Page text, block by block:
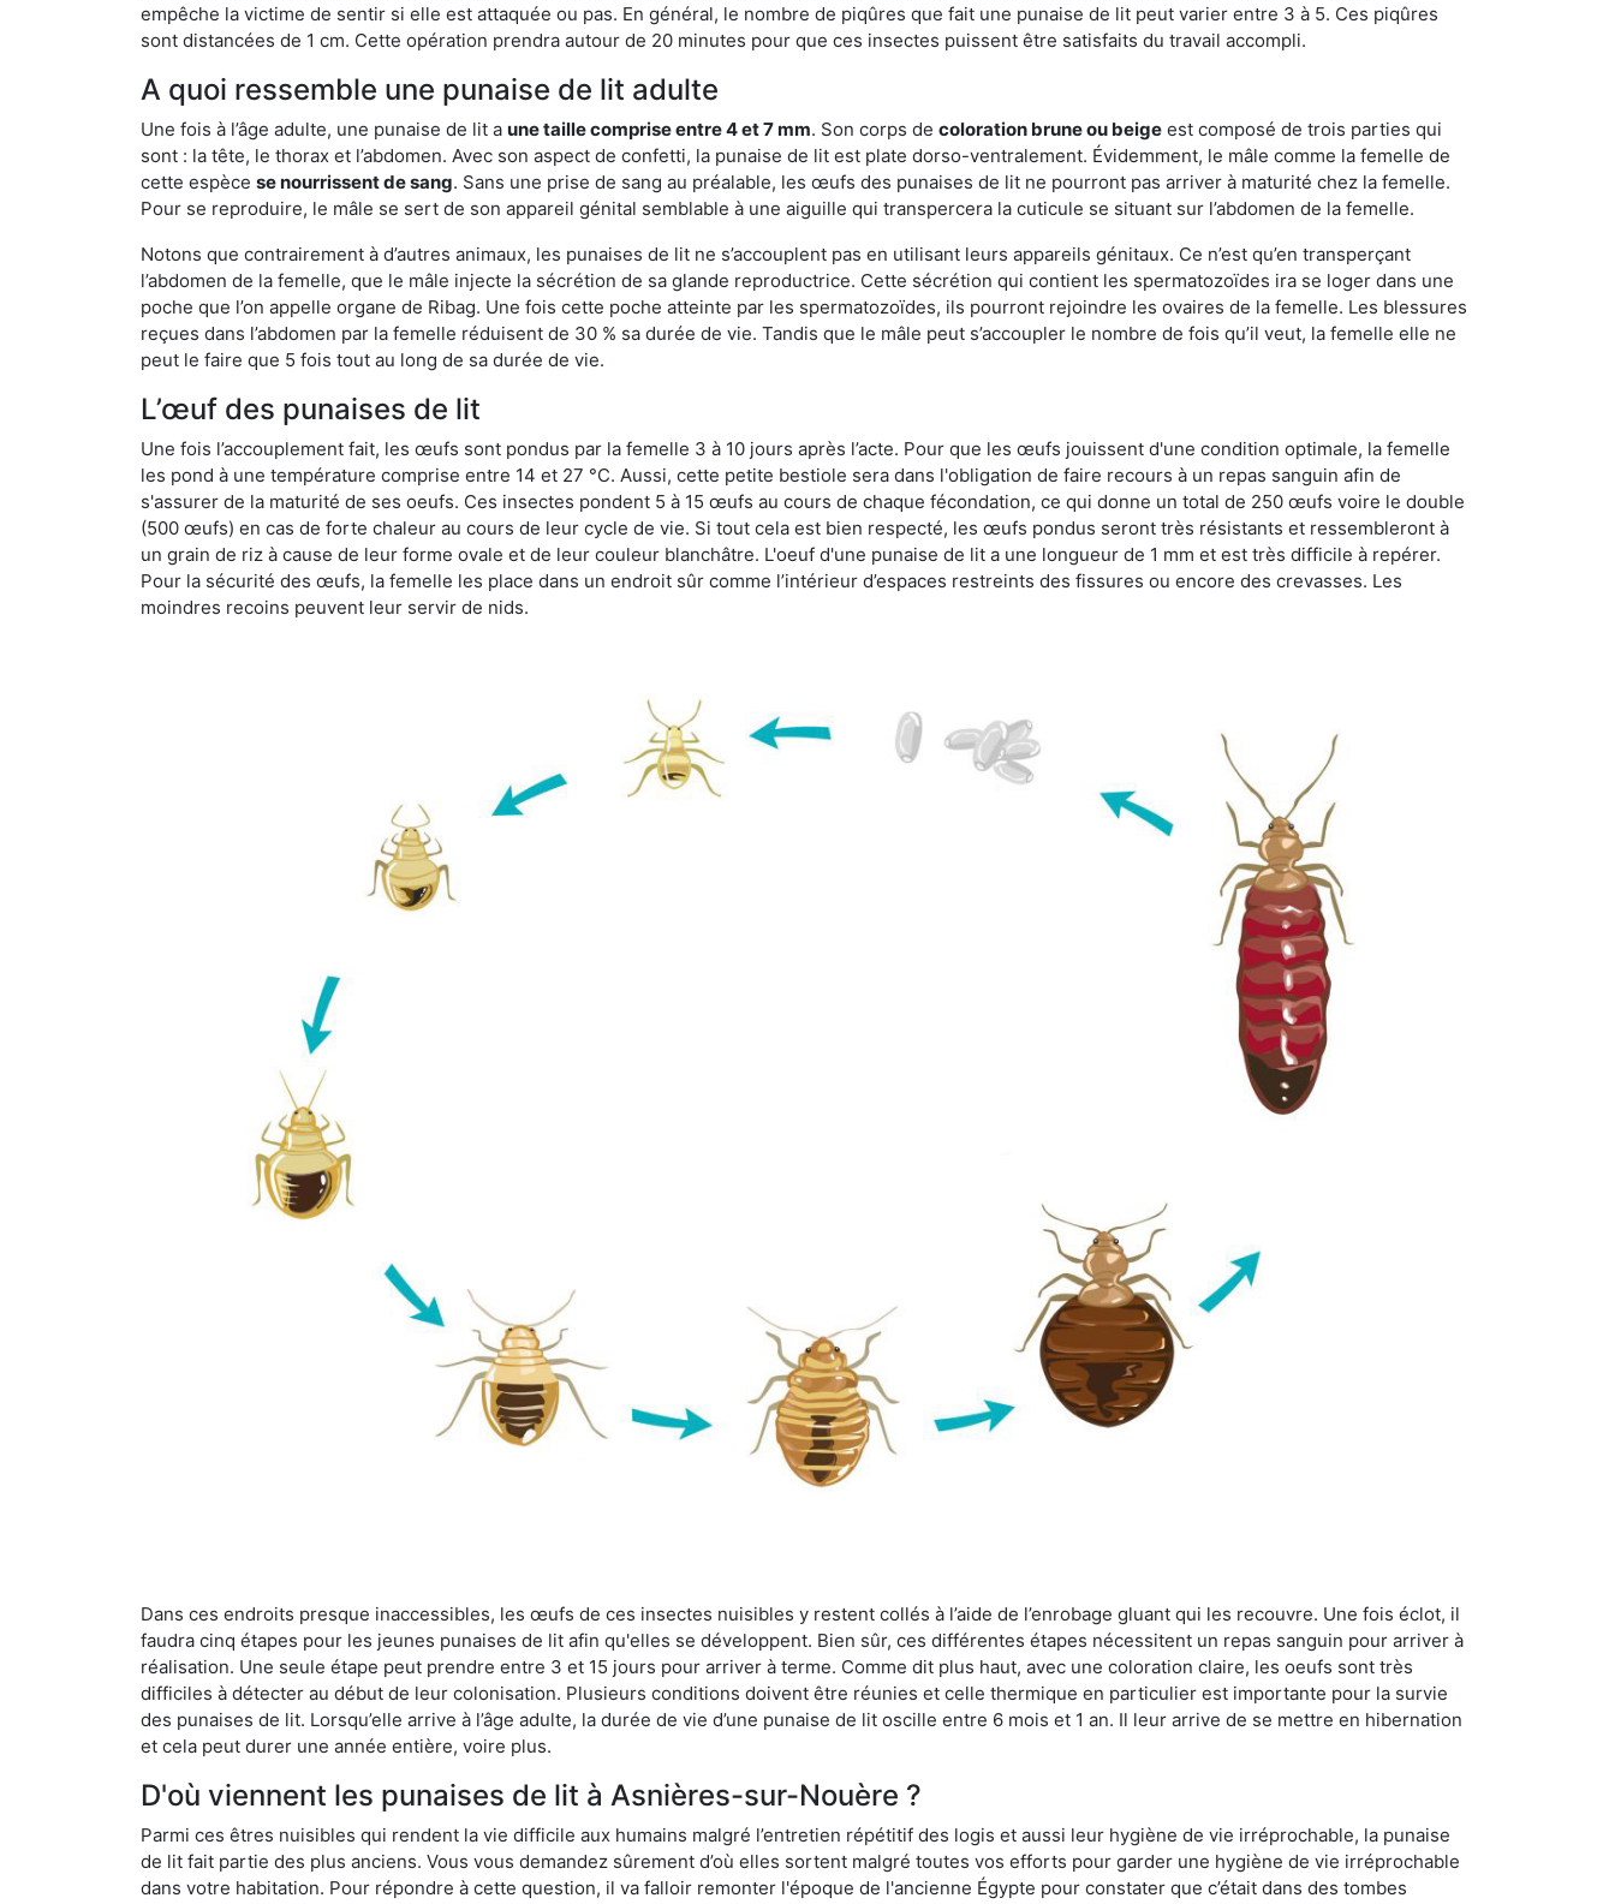
empêche la victime de sentir si elle est attaquée ou pas. En général, le nombre de piqûres que fait une punaise de lit peut varier entre 3 à 5. Ces piqûres
sont distancées de 1 cm. Cette opération prendra autour de 20 minutes pour que ces insectes puissent être satisfaits du travail accompli.
A quoi ressemble une punaise de lit adulte
Une fois à l’âge adulte, une punaise de lit a une taille comprise entre 4 et 7 mm. Son corps de coloration brune ou beige est composé de trois parties qui
sont : la tête, le thorax et l’abdomen. Avec son aspect de confetti, la punaise de lit est plate dorso-ventralement. Évidemment, le mâle comme la femelle de
cette espèce se nourrissent de sang. Sans une prise de sang au préalable, les œufs des punaises de lit ne pourront pas arriver à maturité chez la femelle.
Pour se reproduire, le mâle se sert de son appareil génital semblable à une aiguille qui transpercera la cuticule se situant sur l’abdomen de la femelle.
Notons que contrairement à d’autres animaux, les punaises de lit ne s’accouplent pas en utilisant leurs appareils génitaux. Ce n’est qu’en transperçant
l’abdomen de la femelle, que le mâle injecte la sécrétion de sa glande reproductrice. Cette sécrétion qui contient les spermatozoïdes ira se loger dans une
poche que l’on appelle organe de Ribag. Une fois cette poche atteinte par les spermatozoïdes, ils pourront rejoindre les ovaires de la femelle. Les blessures
reçues dans l’abdomen par la femelle réduisent de 30 % sa durée de vie. Tandis que le mâle peut s’accoupler le nombre de fois qu’il veut, la femelle elle ne
peut le faire que 5 fois tout au long de sa durée de vie.
L’œuf des punaises de lit
Une fois l’accouplement fait, les œufs sont pondus par la femelle 3 à 10 jours après l’acte. Pour que les œufs jouissent d'une condition optimale, la femelle
les pond à une température comprise entre 14 et 27 °C. Aussi, cette petite bestiole sera dans l'obligation de faire recours à un repas sanguin afin de
s'assurer de la maturité de ses oeufs. Ces insectes pondent 5 à 15 œufs au cours de chaque fécondation, ce qui donne un total de 250 œufs voire le double
(500 œufs) en cas de forte chaleur au cours de leur cycle de vie. Si tout cela est bien respecté, les œufs pondus seront très résistants et ressembleront à
un grain de riz à cause de leur forme ovale et de leur couleur blanchâtre. L'oeuf d'une punaise de lit a une longueur de 1 mm et est très difficile à repérer.
Pour la sécurité des œufs, la femelle les place dans un endroit sûr comme l’intérieur d’espaces restreints des fissures ou encore des crevasses. Les
moindres recoins peuvent leur servir de nids.
Dans ces endroits presque inaccessibles, les œufs de ces insectes nuisibles y restent collés à l’aide de l’enrobage gluant qui les recouvre. Une fois éclot, il
faudra cinq étapes pour les jeunes punaises de lit afin qu'elles se développent. Bien sûr, ces différentes étapes nécessitent un repas sanguin pour arriver à
réalisation. Une seule étape peut prendre entre 3 et 15 jours pour arriver à terme. Comme dit plus haut, avec une coloration claire, les oeufs sont très
difficiles à détecter au début de leur colonisation. Plusieurs conditions doivent être réunies et celle thermique en particulier est importante pour la survie
des punaises de lit. Lorsqu’elle arrive à l’âge adulte, la durée de vie d’une punaise de lit oscille entre 6 mois et 1 an. Il leur arrive de se mettre en hibernation
et cela peut durer une année entière, voire plus.
D'où viennent les punaises de lit à Asnières-sur-Nouère ?
Parmi ces êtres nuisibles qui rendent la vie difficile aux humains malgré l’entretien répétitif des logis et aussi leur hygiène de vie irréprochable, la punaise
de lit fait partie des plus anciens. Vous vous demandez sûrement d’où elles sortent malgré toutes vos efforts pour garder une hygiène de vie irréprochable
dans votre habitation. Pour répondre à cette question, il va falloir remonter l'époque de l'ancienne Égypte pour constater que c’était dans des tombes